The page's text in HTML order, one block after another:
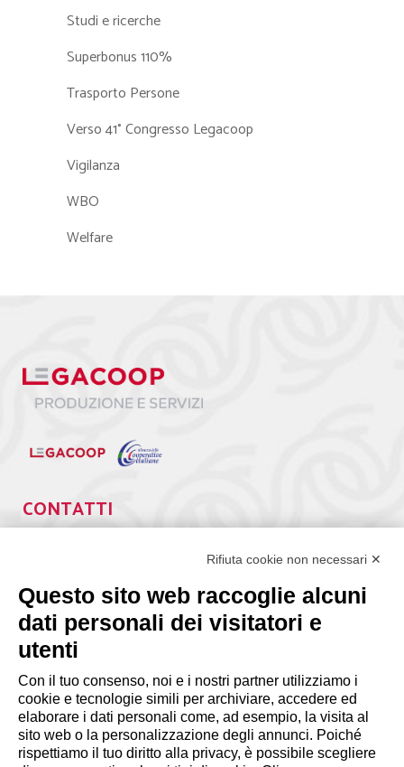
Studi e ricerche
Superbonus 110%
Trasporto Persone
Verso 41° Congresso Legacoop
Vigilanza
WBO
Welfare
CONTATTI
segreteria@lps.coop
INFORMAZIONI
Disclaimer
Rifiuta cookie non necessari ✕
Questo sito web raccoglie alcuni
dati personali dei visitatori e
utenti
Con il tuo consenso, noi e i nostri partner utilizziamo i
cookie e tecnologie simili per archiviare, accedere ed
elaborare i dati personali come, ad esempio, la visita al
sito web o la personalizzazione degli annunci. Poiché
rispettiamo il tuo diritto alla privacy, è possibile scegliere